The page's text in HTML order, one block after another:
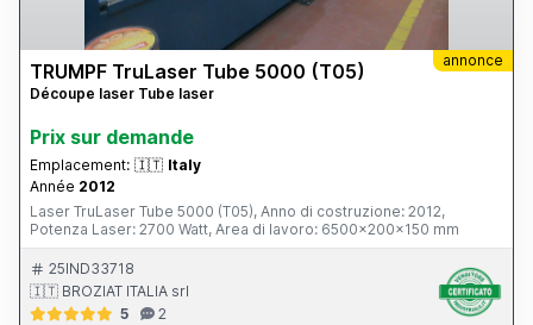
annonce
TRUMPF TruLaser Tube 5000 (T05)
Découpe laser Tube laser
Prix ​​sur demande
Emplacement: 🇮🇹 Italy
Année 2012
Laser TruLaser Tube 5000 (T05), Anno di costruzione: 2012,
Potenza Laser: 2700 Watt, Area di lavoro: 6500x200x150 mm
25IND33718
🇮🇹 BROZIAT ITALIA srl
5
2